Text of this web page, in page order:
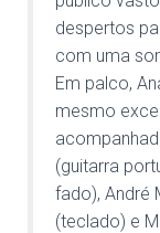
despertos
com uma
Em palco,
mesmo
(guitarra
fado), André
(teclado) e